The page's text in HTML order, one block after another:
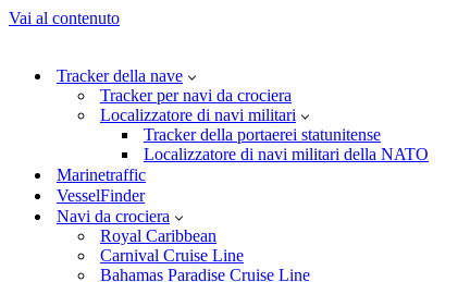
Vai al contenuto
Tracker della nave
Tracker per navi da crociera
Localizzatore di navi militari
Tracker della portaerei statunitense
Localizzatore di navi militari della NATO
Marinetraffic
VesselFinder
Navi da crociera
Royal Caribbean
Carnival Cruise Line
Bahamas Paradise Cruise Line